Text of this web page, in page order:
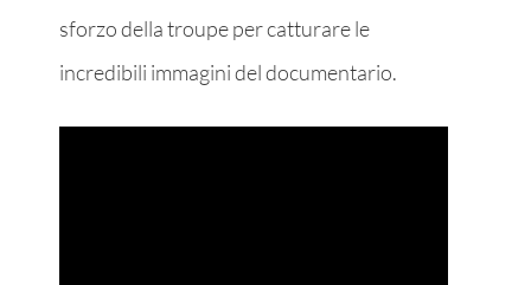
sforzo della troupe per catturare le
incredibili immagini del documentario.